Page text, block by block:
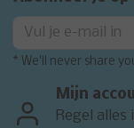
* We'll never share
Mijn
Regel alles